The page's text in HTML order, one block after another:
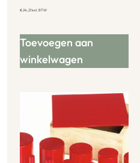
€24,21incl. BTW
Toevoegen aan
winkelwagen